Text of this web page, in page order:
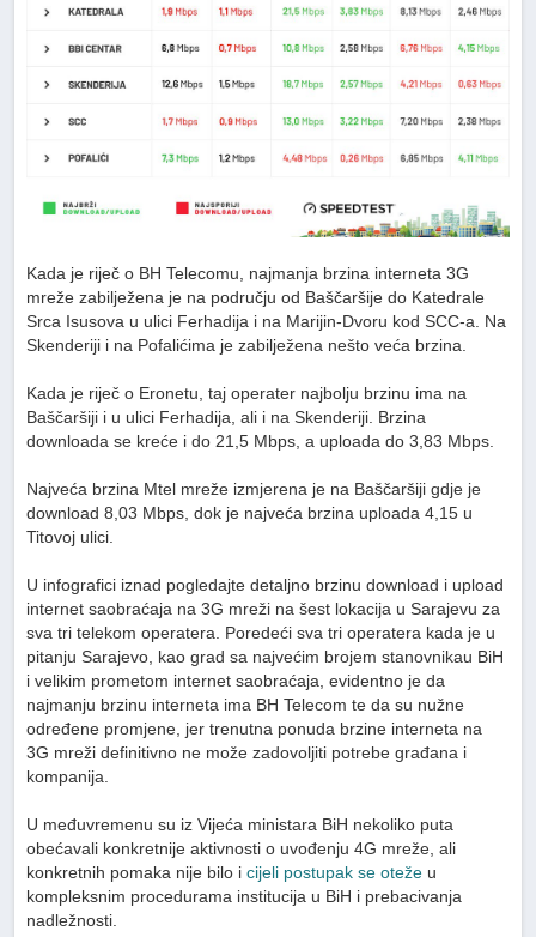
Kada je riječ o BH Telecomu, najmanja brzina interneta 3G
mreže zabilježena je na području od Baščaršije do Katedrale
Srca Isusova u ulici Ferhadija i na Marijin-Dvoru kod SCC-a. Na
Skenderiji i na Pofalićima je zabilježena nešto veća brzina.
Kada je riječ o Eronetu, taj operater najbolju brzinu ima na
Baščaršiji i u ulici Ferhadija, ali i na Skenderiji. Brzina
downloada se kreće i do 21,5 Mbps, a uploada do 3,83 Mbps.
Najveća brzina Mtel mreže izmjerena je na Baščaršiji gdje je
download 8,03 Mbps, dok je najveća brzina uploada 4,15 u
Titovoj ulici.
U infografici iznad pogledajte detaljno brzinu download i upload
internet saobraćaja na 3G mreži na šest lokacija u Sarajevu za
sva tri telekom operatera. Poredeći sva tri operatera kada je u
pitanju Sarajevo, kao grad sa najvećim brojem stanovnikau BiH
i velikim prometom internet saobraćaja, evidentno je da
najmanju brzinu interneta ima BH Telecom te da su nužne
određene promjene, jer trenutna ponuda brzine interneta na
3G mreži definitivno ne može zadovoljiti potrebe građana i
kompanija.
U međuvremenu su iz Vijeća ministara BiH nekoliko puta
obećavali konkretnije aktivnosti o uvođenju 4G mreže, ali
konkretnih pomaka nije bilo icijeli postupak se oteže u
kompleksnim procedurama institucija u BiH i prebacivanja
nadležnosti.